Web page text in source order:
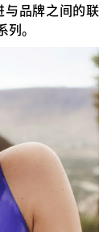
与品牌之间的联
。